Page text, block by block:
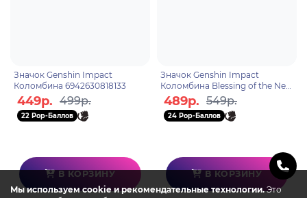
Значок Genshin Impact
Коломбина 6942630818133
449р. 499р.
22 Pop-Баллов
В КОРЗИНУ
Значок Genshin Impact
Коломбина Blessing of the New
Moon Series 6942630809629
489р. 549р.
24 Pop-Баллов
В КОРЗИНУ
Мы используем cookie и рекомендательные технологии.Это